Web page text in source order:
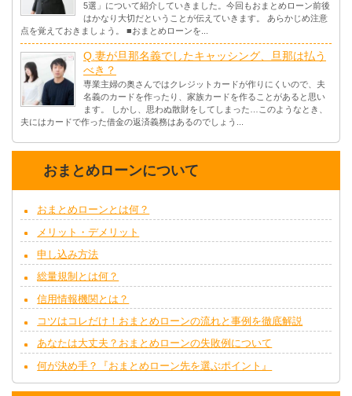
5選」について紹介していきました。今回もおまとめローン前後
はかなり大切だということが伝えていきます。 あらかじめ注意
点を覚えておきましょう。 ■おまとめローンを...
Q.妻が旦那名義でしたキャッシング、旦那は払う
べき？
専業主婦の奥さんではクレジットカードが作りにくいので、夫
名義のカードを作ったり、家族カードを作ることがあると思い
ます。 しかし、思わぬ散財をしてしまった…このようなとき、
夫にはカードで作った借金の返済義務はあるのでしょう...
おまとめローンについて
おまとめローンとは何？
メリット・デメリット
申し込み方法
総量規制とは何？
信用情報機関とは？
コツはコレだけ！おまとめローンの流れと事例を徹底解説
あなたは大丈夫？おまとめローンの失敗例について
何が決め手？『おまとめローン先を選ぶポイント』